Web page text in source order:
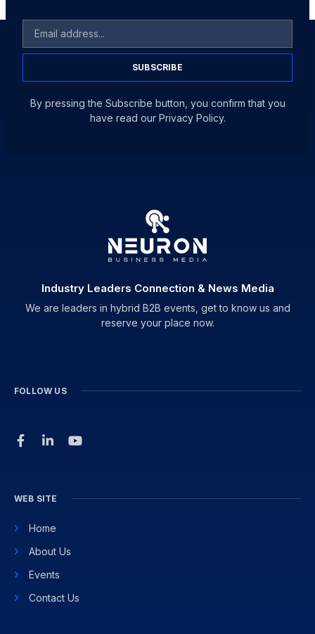
SUBSCRIBE
By pressing the Subscribe button, you confirm that you
have read our Privacy Policy.
Industry Leaders Connection & News Media
We are leaders in hybrid B2B events, get to know us and
reserve your place now.
FOLLOW US
WEB SITE
Home
About Us
Events
Contact Us